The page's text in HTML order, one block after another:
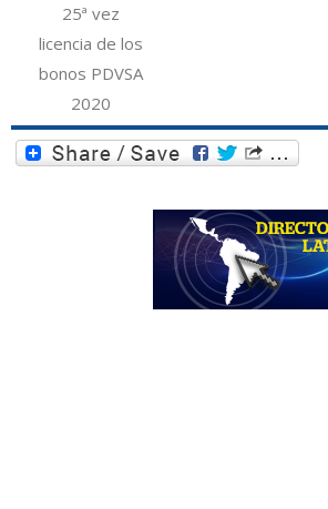
25ª vez
licencia de los
bonos PDVSA
2020